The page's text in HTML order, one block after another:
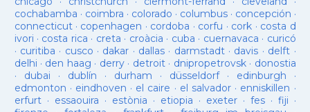
cochabamba · coimbra · colorado · columbus· concepción ·
connecticut· copenhagen · cordoba · corfu · cork · costa d
ivori · costa rica · creta · croàcia · cuba · cuernavaca · curicó
· curitiba · cusco · dakar · dallas · darmstadt· davis · delft ·
delhi · den haag · derry· detroit· dnipropetrovsk· donostia
· dubai · dublín · durham · düsseldorf· edinburgh ·
edmonton · eindhoven · el caire · el salvador · enniskillen ·
erfurt· essaouira · estònia · etiopia · exeter· fes· fiji ·